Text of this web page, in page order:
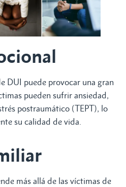
DUI puede provocar una gran
pueden sufrir ansiedad,
postraumático (TEPT), lo
su calidad de vida.
más allá de las víctimas de